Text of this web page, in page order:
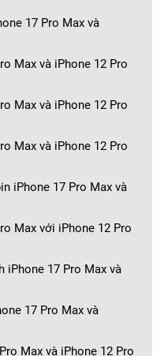
17 Pro Max và
Max và iPhone 12 Pro
Max và iPhone 12 Pro
Max và iPhone 12 Pro
iPhone 17 Pro Max và
Max với iPhone 12 Pro
iPhone 17 Pro Max và
17 Pro Max và
Max và iPhone 12 Pro